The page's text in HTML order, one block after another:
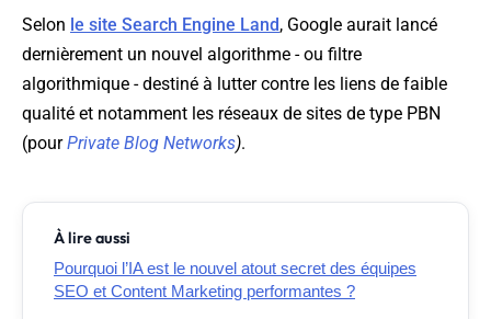
Selon le site Search Engine Land, Google aurait lancé
dernièrement un nouvel algorithme - ou filtre
algorithmique - destiné à lutter contre les liens de faible
qualité et notamment les réseaux de sites de type PBN
(pourPrivate Blog Networks).
À lire aussi
Pourquoi l’IA est le nouvel atout secret des équipes
SEO et Content Marketing performantes ?